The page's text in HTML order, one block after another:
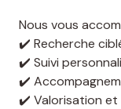
Nous vous
✔️ Recherche
✔️ Suivi
✔️
✔️ Valorisation et